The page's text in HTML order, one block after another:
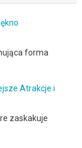
forma
Atrakcje i
zaskakuje